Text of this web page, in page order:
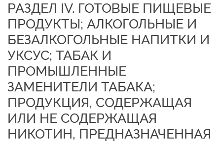
РАЗДЕЛ IV. ГОТОВЫЕ ПИЩЕВЫЕ
ПРОДУКТЫ; АЛКОГОЛЬНЫЕ И
БЕЗАЛКОГОЛЬНЫЕ НАПИТКИ И
УКСУС; ТАБАК И
ПРОМЫШЛЕННЫЕ
ЗАМЕНИТЕЛИ ТАБАКА;
ПРОДУКЦИЯ, СОДЕРЖАЩАЯ
ИЛИ НЕ СОДЕРЖАЩАЯ
НИКОТИН, ПРЕДНАЗНАЧЕННАЯ